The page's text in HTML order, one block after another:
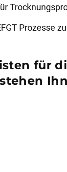
Prozesse
für